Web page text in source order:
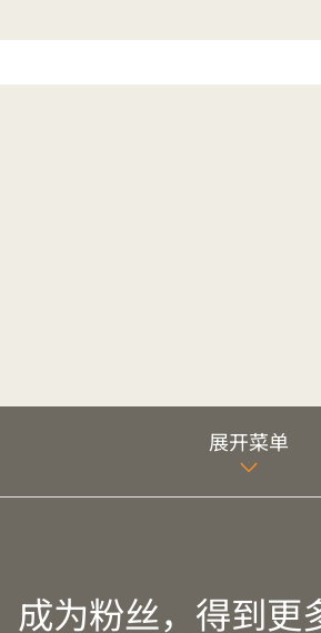
展开菜单
成为粉丝，得到更